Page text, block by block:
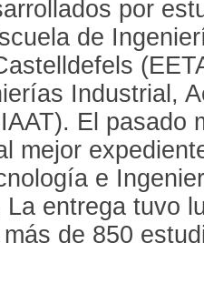
por
de
Industrial,
El pasado
mejor
e
entrega tuvo
de 850